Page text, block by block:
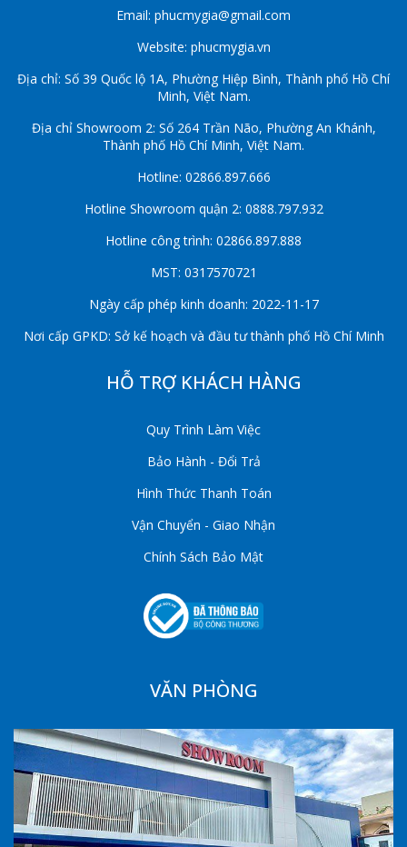
Email: phucmygia@gmail.com
Website: phucmygia.vn
Địa chỉ: Số 39 Quốc lộ 1A, Phường Hiệp Bình, Thành phố Hồ Chí
Minh, Việt Nam.
Địa chỉ Showroom 2: Số 264 Trần Não, Phường An Khánh,
Thành phố Hồ Chí Minh, Việt Nam.
Hotline: 02866.897.666
Hotline Showroom quận 2: 0888.797.932
Hotline công trình: 02866.897.888
MST: 0317570721
Ngày cấp phép kinh doanh: 2022-11-17
Nơi cấp GPKD: Sở kế hoạch và đầu tư thành phố Hồ Chí Minh
HỖ TRỢ KHÁCH HÀNG
Quy Trình Làm Việc
Bảo Hành - Đổi Trả
Hình Thức Thanh Toán
Vận Chuyển - Giao Nhận
Chính Sách Bảo Mật
VĂN PHÒNG